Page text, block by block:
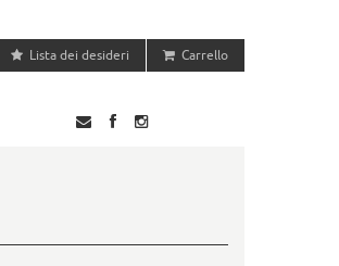
Lista dei desideri Carrello